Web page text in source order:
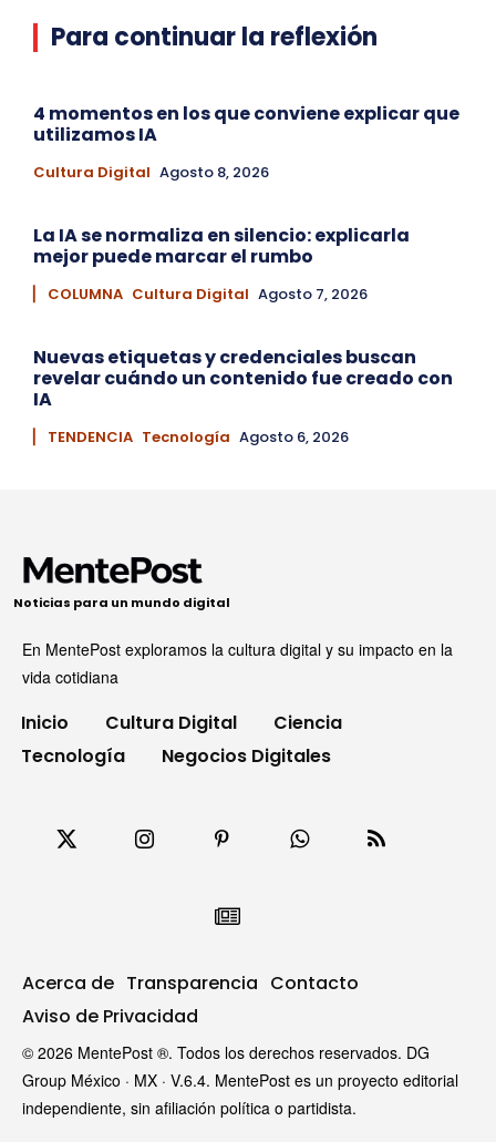
Para continuar la reflexión
4 momentos en los que conviene explicar que
utilizamos IA
Cultura Digital Agosto 8, 2026
La IA se normaliza en silencio: explicarla
mejor puede marcar el rumbo
▏ COLUMNA Cultura Digital Agosto 7, 2026
Nuevas etiquetas y credenciales buscan
revelar cuándo un contenido fue creado con
IA
▏ TENDENCIA Tecnología Agosto 6, 2026
Noticias para un mundo digital
En MentePost exploramos la cultura digital y su impacto en la
vida cotidiana
Inicio Cultura Digital
Ciencia
Tecnología
Negocios Digitales
Acerca de Transparencia Contacto
Aviso de Privacidad
© 2026 MentePost ®. Todos los derechos reservados. DG
Group México · MX · V.6.4. MentePost es un proyecto editorial
independiente, sin afiliación política o partidista.